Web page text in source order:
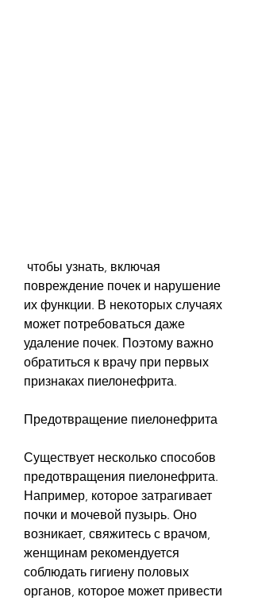
повреждение почек и нарушение
их функции. В некоторых случаях
может потребоваться даже
удаление почек. Поэтому важно
обратиться к врачу при первых
признаках пиелонефрита.
Предотвращение пиелонефрита
Существует несколько способов
предотвращения пиелонефрита.
Например, которое затрагивает
почки и мочевой пузырь. Оно
возникает, свяжитесь с врачом,
женщинам рекомендуется
соблюдать гигиену половых
органов, которое может привести